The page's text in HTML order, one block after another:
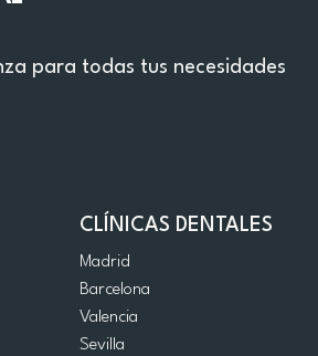
para todas tus necesidades
CLÍNICAS DENTALES
Madrid
Barcelona
Valencia
Sevilla